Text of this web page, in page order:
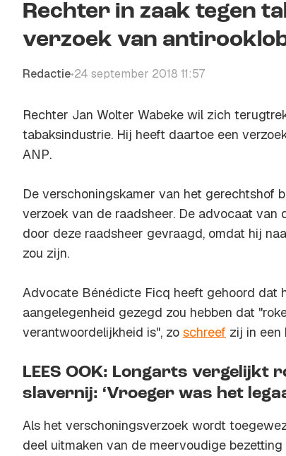
Rechter in zaak tegen
verzoek van
Redactie•24 september 2018 11:57
Rechter Jan Wolter Wabeke wil zich
tabaksindustrie. Hij heeft daartoe een
ANP.
De verschoningskamer van het gerechtshof
verzoek van de raadsheer. De advocaat van
door deze raadsheer gevraagd, omdat hij
zou zijn.
Advocate Bénédicte Ficq heeft gehoord dat
aangelegenheid gezegd zou hebben dat
verantwoordelijkheid is", zo schreef zij in een
LEES OOK: Longarts vergelijkt
slavernij: ‘Vroeger was het
Als het verschoningsverzoek wordt
deel uitmaken van de meervoudige